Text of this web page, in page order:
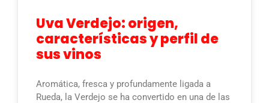
Uva Verdejo: origen,
características y perfil de
sus vinos
Aromática, fresca y profundamente ligada a
Rueda, la Verdejo se ha convertido en una de las